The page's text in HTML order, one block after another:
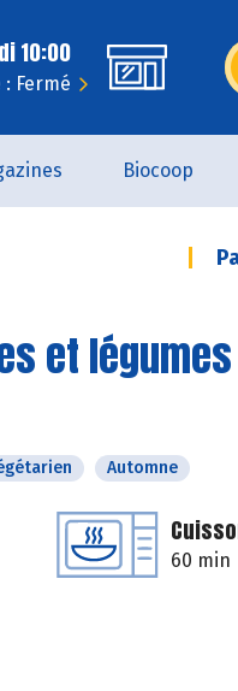
10:00
Fermé
Biocoop
et
Automne
60 min